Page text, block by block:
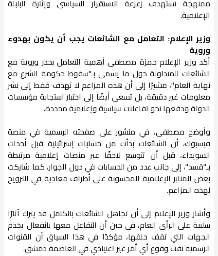
ممنهجة تستهدف زعزعة الاستقرار السياسي وإثارة البلبلة
الإعلامية.
وزير الإعلام: التعامل مع الشائعات يجب أن يكون بهدوء
وروية
أكد وزير الإعلام حمزة مصطفى أهمية التعامل بحذر وروية مع
الشائعات المتداولة حول ما يسمى بـ"سقوط حكومة الشرع مع
نهاية العام"، مشيرًا إلى أن هذه المزاعم لا تهدف فقط إلى نشر
معلومات غير دقيقة، بل تسعى أيضًا إلى اختبار استجابة مؤسسات
الدولة ودفعها نحو تفاعلات سياسية وإعلامية محددة.
وأوضح مصطفى، في منشور على صفحته الرسمية في منصة
فيسبوك، أن الشائعات بدأت من حسابات إسرائيلية قبل أحداث
السويداء، قبل أن تتوسع لاحقًا عبر منصات إعلامية مرتبطة
بـ"قسد"، إلى جانب عدد من الحسابات في دول الجوار، كما شاركت
بعض المنابر الإعلامية المحسوبة على أطراف معادية في الترويج
لهذه المزاعم.
وأشار وزير الإعلام إلى أن تجاهل الشائعات بالكامل قد يترك آثارًا
سلبية على الرأي العام، في حين أن التفاعل معها بانفعال يخدم
الجهات التي تقف خلفها، مؤكدًا في هذا السياق أن القنوات
الرسمية نفت وقوع أي أمر غير اعتيادي في العاصمة دمشق.